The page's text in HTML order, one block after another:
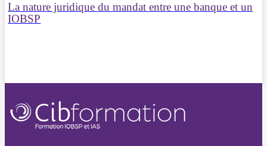
La nature juridique du mandat entre une banque et un
IOBSP